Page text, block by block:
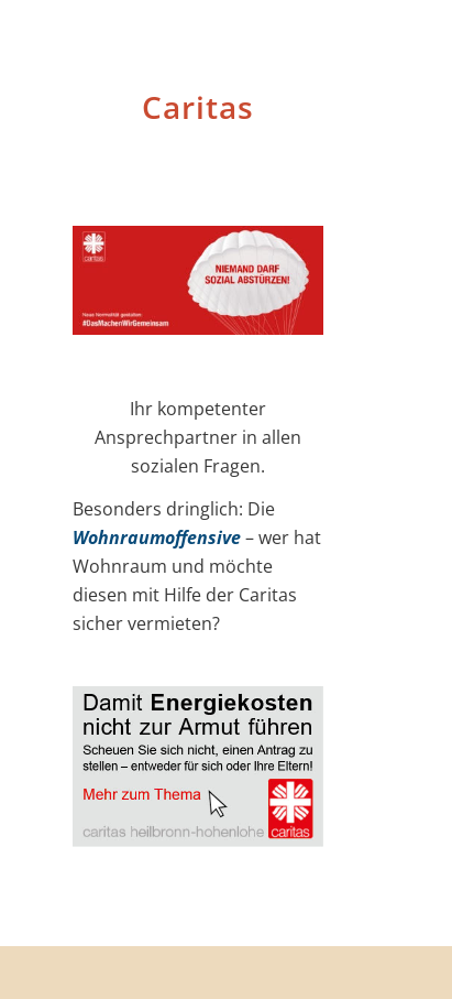
Caritas
Ihr kompetenter
Ansprechpartner in allen
sozialen Fragen.
Besonders dringlich: Die
Wohnraumoffensive– wer hat
Wohnraum und möchte
diesen mit Hilfe der Caritas
sicher vermieten?